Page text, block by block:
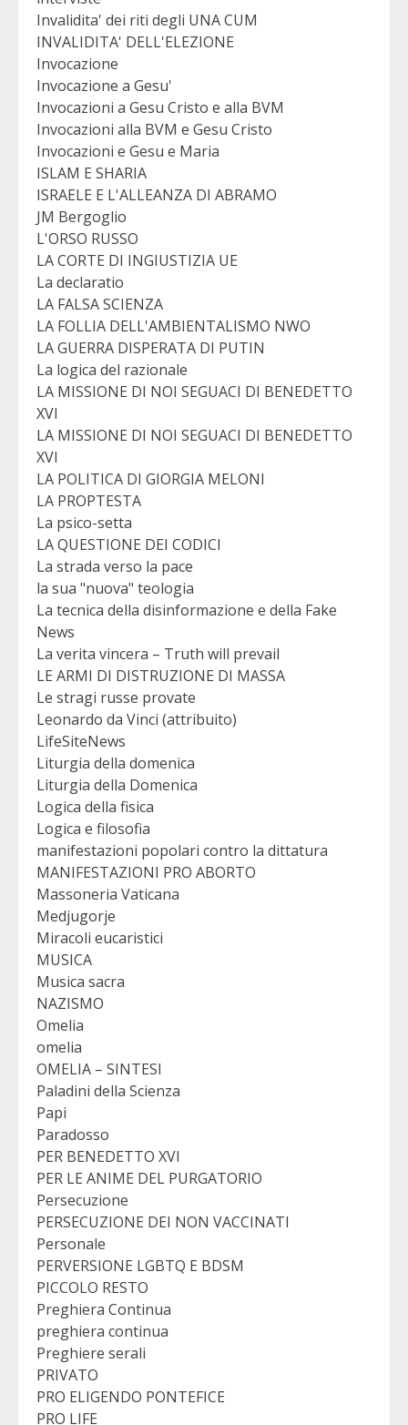
Invalidita' dei riti degli UNA CUM
INVALIDITA' DELL'ELEZIONE
Invocazione
Invocazione a Gesu'
Invocazioni a Gesu Cristo e alla BVM
Invocazioni alla BVM e Gesu Cristo
Invocazioni e Gesu e Maria
ISLAM E SHARIA
ISRAELE E L'ALLEANZA DI ABRAMO
JM Bergoglio
L'ORSO RUSSO
LA CORTE DI INGIUSTIZIA UE
La declaratio
LA FALSA SCIENZA
LA FOLLIA DELL'AMBIENTALISMO NWO
LA GUERRA DISPERATA DI PUTIN
La logica del razionale
LA MISSIONE DI NOI SEGUACI DI BENEDETTO
XVI
LA MISSIONE DI NOI SEGUACI DI BENEDETTO
XVI
LA POLITICA DI GIORGIA MELONI
LA PROPTESTA
La psico-setta
LA QUESTIONE DEI CODICI
La strada verso la pace
la sua "nuova" teologia
La tecnica della disinformazione e della Fake
News
La verita vincera – Truth will prevail
LE ARMI DI DISTRUZIONE DI MASSA
Le stragi russe provate
Leonardo da Vinci (attribuito)
LifeSiteNews
Liturgia della domenica
Liturgia della Domenica
Logica della fisica
Logica e filosofia
manifestazioni popolari contro la dittatura
MANIFESTAZIONI PRO ABORTO
Massoneria Vaticana
Medjugorje
Miracoli eucaristici
MUSICA
Musica sacra
NAZISMO
Omelia
omelia
OMELIA – SINTESI
Paladini della Scienza
Papi
Paradosso
PER BENEDETTO XVI
PER LE ANIME DEL PURGATORIO
Persecuzione
PERSECUZIONE DEI NON VACCINATI
Personale
PERVERSIONE LGBTQ E BDSM
PICCOLO RESTO
Preghiera Continua
preghiera continua
Preghiere serali
PRIVATO
PRO ELIGENDO PONTEFICE
PRO LIFE